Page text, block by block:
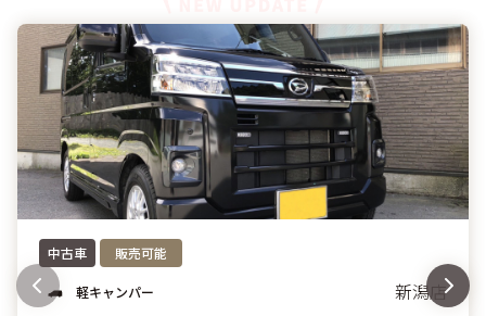
中古車 販売可能
軽キャンパー
新潟店